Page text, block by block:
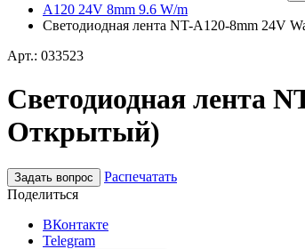
A120 24V 8mm 9.6 W/m
Светодиодная лента NT-A120-8mm 24V
Арт.: 033523
Светодиодная лента
Открытый)
Задать вопрос
Распечатать
Поделиться
ВКонтакте
Telegram